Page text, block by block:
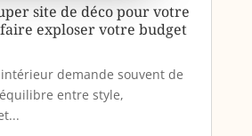
site de déco pour votre
faire exploser votre budget
demande souvent de
entre style,